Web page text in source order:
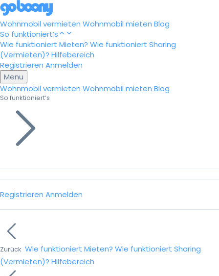
Wohnmobil vermieten Wohnmobil mieten Blog
So funktioniert’s
Wie funktioniert Mieten? Wie funktioniert Sharing
(Vermieten)? Hilfebereich
Registrieren Anmelden
Menu
Wohnmobil vermieten Wohnmobil mieten Blog
So funktioniert’s
Registrieren Anmelden
Zurück Wie funktioniert Mieten? Wie funktioniert Sharing
(Vermieten)? Hilfebereich